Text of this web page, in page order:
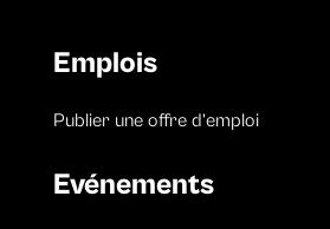
Emplois
Publier une offre d’emploi
Evénements